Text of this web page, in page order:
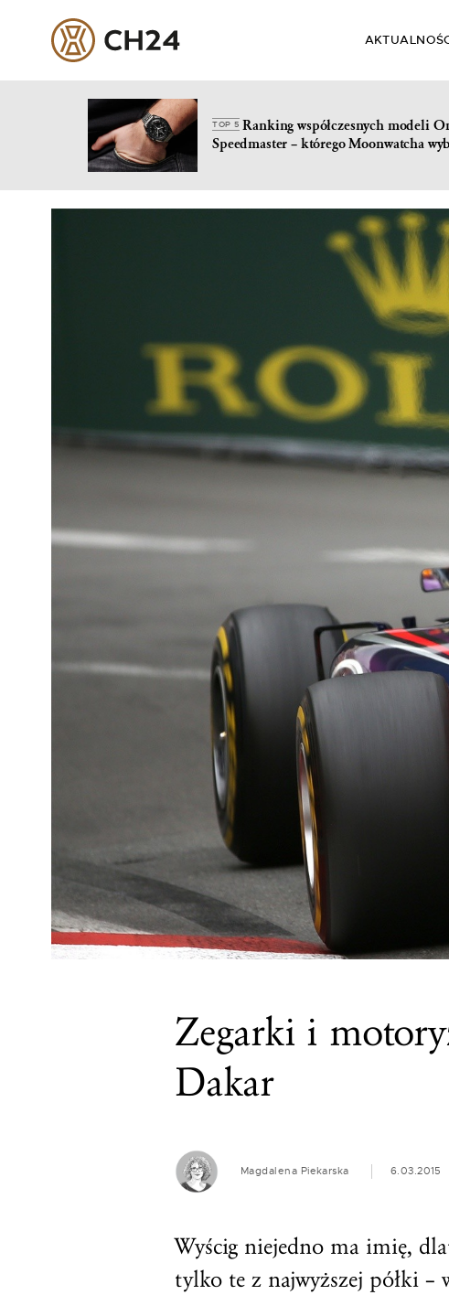
TOP 5Ranking współczesnych modeli
Speedmaster – którego Moonwatcha
Zegarki i
Dakar
Magdalena Piekarska 6.03.2015
Wyścig niejedno ma imię,
tylko te z najwyższej półki –